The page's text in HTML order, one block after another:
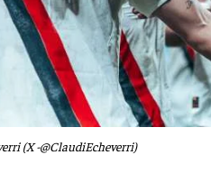
(X -@ClaudiEcheverri)